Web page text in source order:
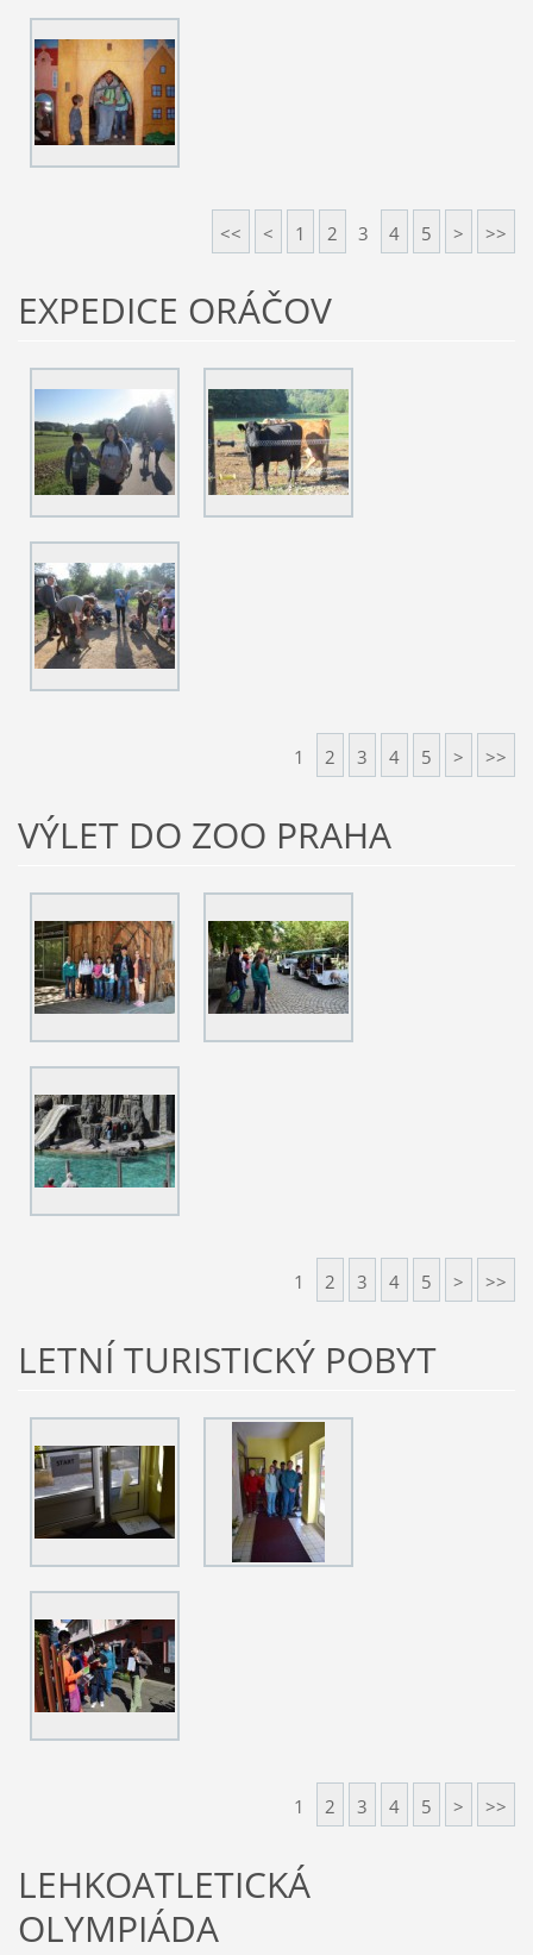
<< < 1 2 3 4 5 > >>
EXPEDICE ORÁČOV
1 2 3 4 5 > >>
VÝLET DO ZOO PRAHA
1 2 3 4 5 > >>
LETNÍ TURISTICKÝ POBYT
1 2 3 4 5 > >>
LEHKOATLETICKÁ
OLYMPIÁDA